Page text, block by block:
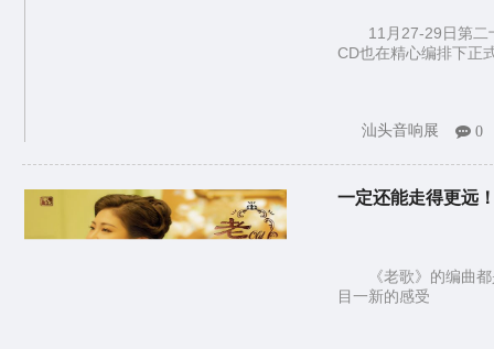
11月27-29日第二
CD也在精心编排下正
汕头音响展 0
一定还能走得更远
《老歌》的编曲
目一新的感受